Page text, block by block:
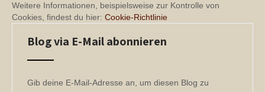
Weitere Informationen, beispielsweise zur Kontrolle von
Cookies, findest du hier: Cookie-Richtlinie
Blog via E-Mail abonnieren
Gib deine E-Mail-Adresse an, um diesen Blog zu